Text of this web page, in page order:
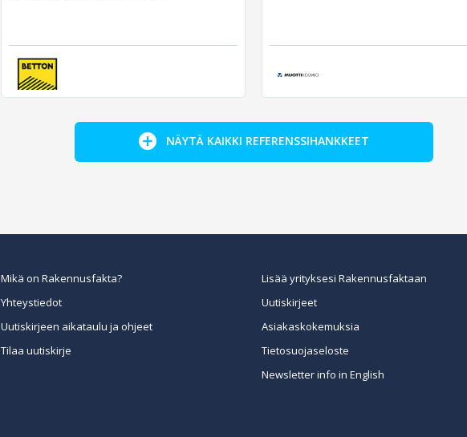
NÄYTÄ KAIKKI REFERENSSIHANKKEET
Mikä on Rakennusfakta?
Yhteystiedot
Uutiskirjeen aikataulu ja ohjeet
Tilaa uutiskirje
Lisää yrityksesi Rakennusfaktaan
Uutiskirjeet
Asiakaskokemuksia
Tietosuojaseloste
Newsletter info in English